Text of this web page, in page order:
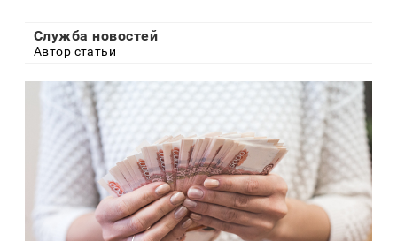
Служба новостей
Автор статьи